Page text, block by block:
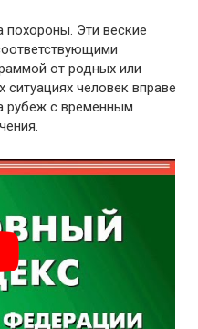
Эти веские
от родных или
человек вправе
рубеж с временным